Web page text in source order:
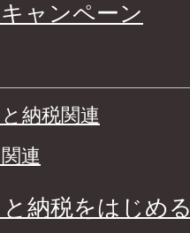
ャンペーン
納税関連
連
納税をはじめる